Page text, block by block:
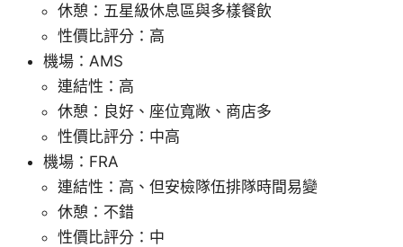
休憩：五星級休息區與多樣餐飲
性價比評分：高
機場：AMS
連結性：高
休憩：良好、座位寬敞、商店多
性價比評分：中高
機場：FRA
連結性：高、但安檢隊伍排隊時間易變
休憩：不錯
性價比評分：中